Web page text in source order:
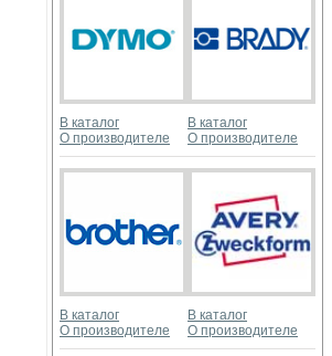
В каталог
О производителе
В каталог
О производителе
В каталог
О производителе
В каталог
О производителе